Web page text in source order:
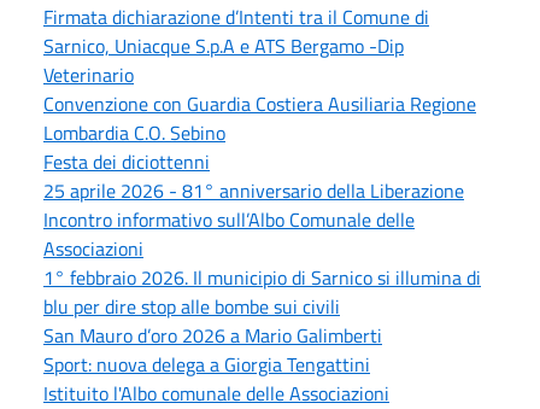
Firmata dichiarazione d’Intenti tra il Comune di
Sarnico, Uniacque S.p.A e ATS Bergamo -Dip
Veterinario
Convenzione con Guardia Costiera Ausiliaria Regione
Lombardia C.O. Sebino
Festa dei diciottenni
25 aprile 2026 - 81° anniversario della Liberazione
Incontro informativo sull’Albo Comunale delle
Associazioni
1° febbraio 2026. Il municipio di Sarnico si illumina di
blu per dire stop alle bombe sui civili
San Mauro d’oro 2026 a Mario Galimberti
Sport: nuova delega a Giorgia Tengattini
Istituito l'Albo comunale delle Associazioni